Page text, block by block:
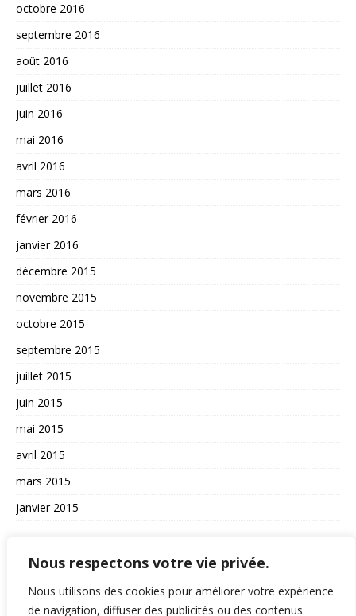
Nous respectons votre vie privée.
Nous utilisons des cookies pour améliorer votre expérience
de navigation, diffuser des publicités ou des contenus
octobre 2016
septembre 2016
août 2016
juillet 2016
juin 2016
mai 2016
avril 2016
mars 2016
février 2016
janvier 2016
décembre 2015
novembre 2015
octobre 2015
septembre 2015
juillet 2015
juin 2015
mai 2015
avril 2015
mars 2015
janvier 2015
La vie du site
A propos et contact